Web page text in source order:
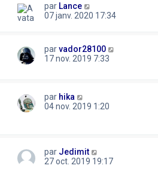
par Lance
07 janv. 2020 17:34
parvador28100
17 nov. 2019 7:33
par hika
04 nov. 2019 1:20
par Jedimit
27 oct. 2019 19:17